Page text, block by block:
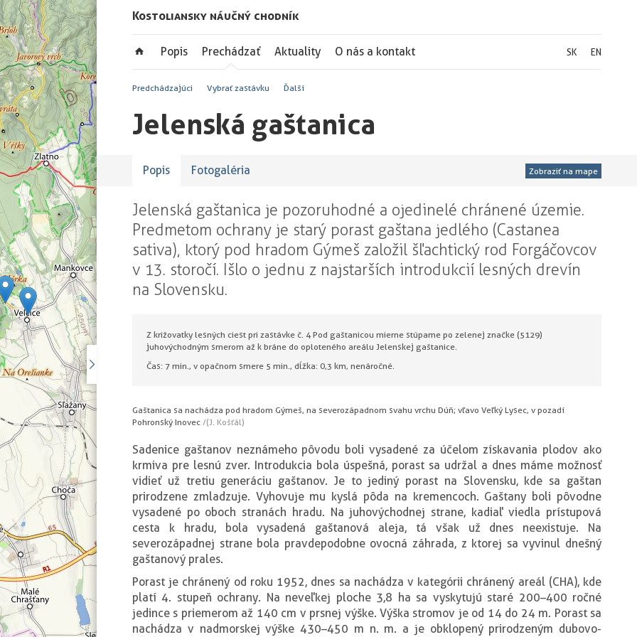
Kostoliansky náučný chodník
Popis Prechádzať Aktuality O nás a kontakt EN
SK
Predchádzajúci Vybrať zastávku Ďalší
Jelenská gaštanica
Popis Fotogaléria Zobraziť na mape
Jelenská gaštanica je pozoruhodné a ojedinelé chránené územie.
Predmetom ochrany je starý porast gaštana jedlého (Castanea
sativa), ktorý pod hradom Gýmeš založil šľachtický rod Forgáčovcov
v 13. storočí. Išlo o jednu z najstarších introdukcií lesných drevín
na Slovensku.
Z križovatky lesných ciest pri zastávke č. 4 Pod gaštanicou mierne stúpame po zelenej značke (5129)
juhovýchodným smerom až k bráne do oploteného areálu Jelenskej gaštanice.
Čas: 7 min., v opačnom smere 5 min., dĺžka: 0,3 km, nenáročné.
Gaštanica sa nachádza pod hradom Gýmeš, na severozápadnom svahu vrchu Dúň; vľavo Veľký Lysec, v pozadí
Pohronský Inovec /(J. Košťál)
Sadenice gaštanov neznámeho pôvodu boli vysadené za účelom získavania plodov ako
krmiva pre lesnú zver. Introdukcia bola úspešná, porast sa udržal a dnes máme možnosť
vidieť už tretiu generáciu gaštanov. Je to jediný porast na Slovensku, kde sa gaštan
prirodzene zmladzuje. Vyhovuje mu kyslá pôda na kremencoch. Gaštany boli pôvodne
vysadené po oboch stranách hradu. Na juhovýchodnej strane, kadiaľ viedla prístupová
cesta k hradu, bola vysadená gaštanová aleja, tá však už dnes neexistuje. Na
severozápadnej strane bola pravdepodobne ovocná záhrada, z ktorej sa vyvinul dnešný
gaštanový prales.
Porast je chránený od roku 1952, dnes sa nachádza v kategórii chránený areál (CHA), kde
platí 4. stupeň ochrany. Na neveľkej ploche 3,8 ha sa vyskytujú staré 200–400 ročné
jedince s priemerom až 140 cm v prsnej výške. Výška stromov je od 14 do 24 m. Porast sa
nachádza v nadmorskej výške 430–450 m n. m. a je obklopený prirodzeným dubovo-